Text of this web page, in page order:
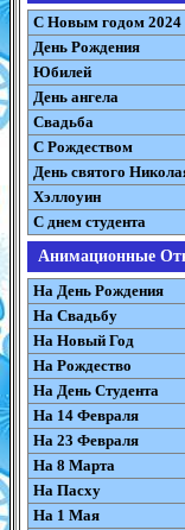
С Новым годом 2024
День Рождения
Юбилей
День ангела
Свадьба
С Рождеством
День святого
Хэллоуин
С днем студента
Анимационные
На День Рождения
На Свадьбу
На Новый Год
На Рождество
На День Студента
На 14 Февраля
На 23 Февраля
На 8 Марта
На Пасху
На 1 Мая